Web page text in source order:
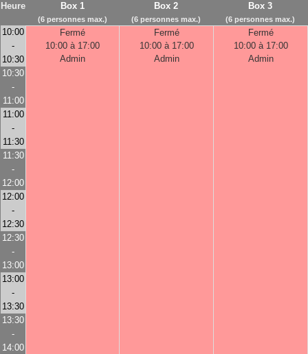
Heure Box 1
(6 personnes max.)
Box 2
(6 personnes max.)
Box 3
(6 personnes max.)
10:00
-
10:30
Fermé
10:00 à 17:00
Admin
Fermé
10:00 à 17:00
Admin
Fermé
10:00 à 17:00
Admin
10:30
-
11:00
11:00
-
11:30
11:30
-
12:00
12:00
-
12:30
12:30
-
13:00
13:00
-
13:30
13:30
-
14:00